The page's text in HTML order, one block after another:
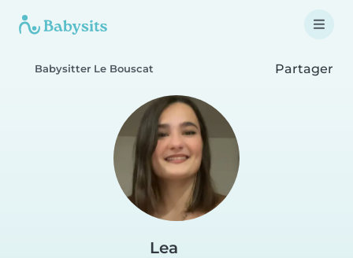
Babysitter Le Bouscat Partager
Lea